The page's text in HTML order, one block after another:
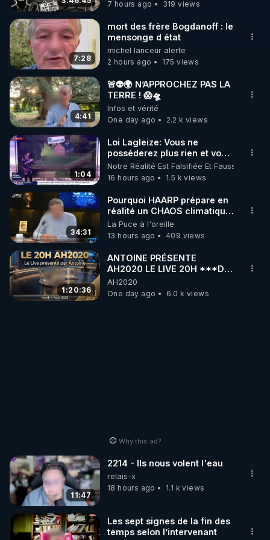
code : REGENERE10
▶ 30 jours gratuit sur l’application de méditation et
de bien-être ENVOL :
Rendez-vous sur https://www.envol.app/code
le code : REGENERE
7 hours ago 319 views
7:28
mort des frère Bogdanoff : le
mensonge d état
michel lanceur alerte
2 hours ago
175 views
4:41
🚨👽🌍 N’APPROCHEZ PAS LA
TERRE ! 😱🛸
Infos et vérité
One day ago
2.2 k views
1:04
Loi Lagleize: Vous ne
posséderez plus rien et vous
serez heureux !
Notre Réalité Est Falsifiée Et Fausse
16 hours ago
1.5 k views
34:31
Pourquoi HAARP prépare en
réalité un CHAOS climatique,
on répond
La Puce à l'oreille
13 hours ago
409 views
1:20:36
ANTOINE PRÉSENTE
AH2020 LE LIVE 20H ***DU
04/08/2026*** 📷LE
GRAND RÉVEIL EST EN
MARCHE 📷
AH2020
One day ago
6.0 k views
Why this ad?
11:47
2214 - Ils nous volent l'eau
relais-x
18 hours ago
1.1 k views
Les sept signes de la fin des
temps selon l’intervenant